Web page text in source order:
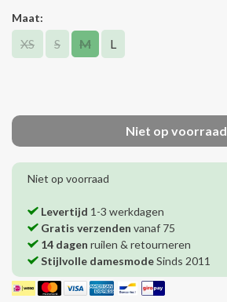
Maat:
XS S M L
Niet op voorraad
Niet op voorraad
Levertijd 1-3 werkdagen
Gratis verzenden vanaf 75
14 dagen ruilen & retourneren
Stijlvolle damesmodeSinds 2011